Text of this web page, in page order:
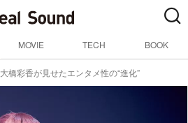
MOVIE TECH BOOK
大橋彩香が見せたエンタメ性の“進化”